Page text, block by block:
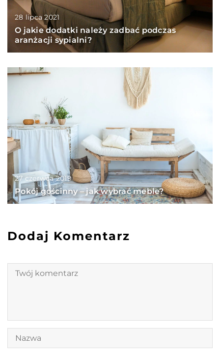
28 lipca 2021
O jakie dodatki należy zadbać podczas
aranżacji sypialni?
27 czerwca 2019
Pokój gościnny – jak wybrać meble?
Dodaj Komentarz